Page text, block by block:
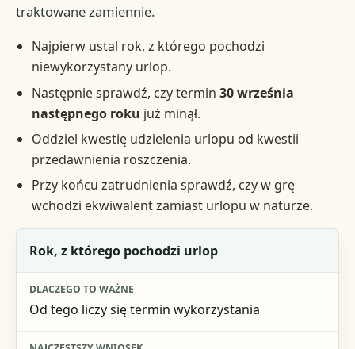
traktowane zamiennie.
Najpierw ustal rok, z którego pochodzi
niewykorzystany urlop.
Następnie sprawdź, czy termin 30 września
następnego roku już minął.
Oddziel kwestię udzielenia urlopu od kwestii
przedawnienia roszczenia.
Przy końcu zatrudnienia sprawdź, czy w grę
wchodzi ekwiwalent zamiast urlopu w naturze.
Co sprawdzić
Dlaczego to ważne
Najczęstszy wniosek
Rok, z którego pochodzi urlop
Od tego liczy się termin wykorzystania